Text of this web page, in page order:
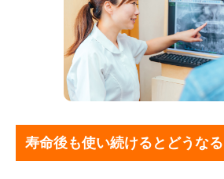
寿命後も使い続けるとどうなる